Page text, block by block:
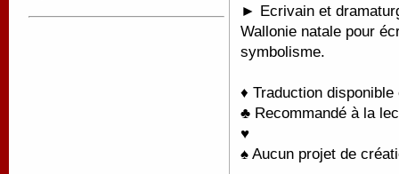
► Ecrivain et
Wallonie natale pour
symbolisme.
♦ Traduction
♣ Recommandé à la
♥
♠ Aucun projet de